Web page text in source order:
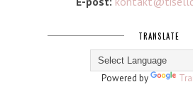
TRANSLATE
Powered by